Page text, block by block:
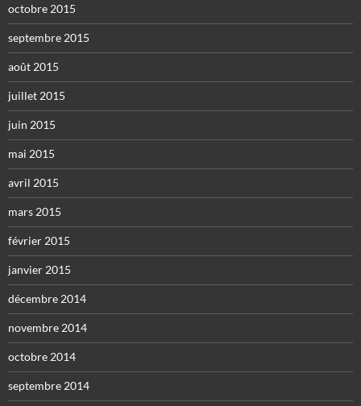
octobre 2015
septembre 2015
août 2015
juillet 2015
juin 2015
mai 2015
avril 2015
mars 2015
février 2015
janvier 2015
décembre 2014
novembre 2014
octobre 2014
septembre 2014